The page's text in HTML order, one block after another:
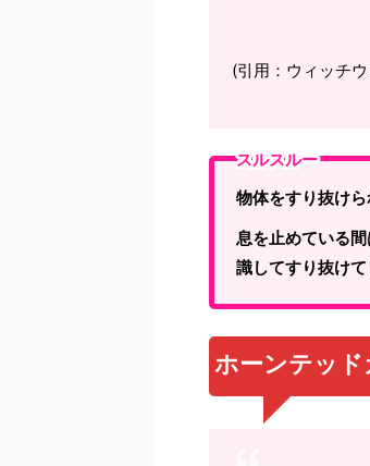
(引用：ウィッチ
スルスルー
物体をすり抜けら
息を止めている
識してすり抜けて
ホーンテッド